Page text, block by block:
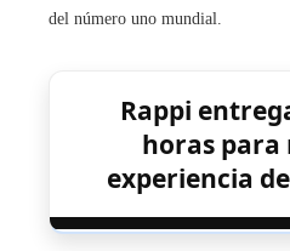
del número uno mundial.
Rappi
horas
experiencia